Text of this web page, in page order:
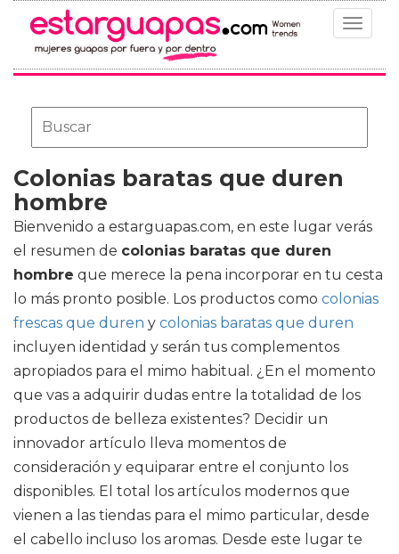
Toggle
Colonias baratas que duren
hombre
Bienvenido a estarguapas.com, en este lugar verás
el resumen de colonias baratas que duren
hombre que merece la pena incorporar en tu cesta
lo más pronto posible. Los productos como colonias
frescas que duren y colonias baratas que duren
incluyen identidad y serán tus complementos
apropiados para el mimo habitual. ¿En el momento
que vas a adquirir dudas entre la totalidad de los
productos de belleza existentes? Decidir un
innovador artículo lleva momentos de
consideración y equiparar entre el conjunto los
disponibles. El total los artículos modernos que
vienen a las tiendas para el mimo particular, desde
el cabello incluso los aromas. Desde este lugar te